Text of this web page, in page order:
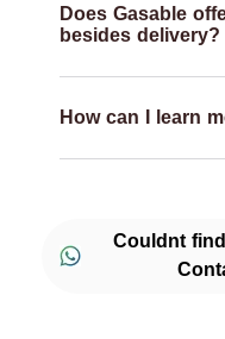
Does Gasable
besides delivery?
How can I learn
Couldnt